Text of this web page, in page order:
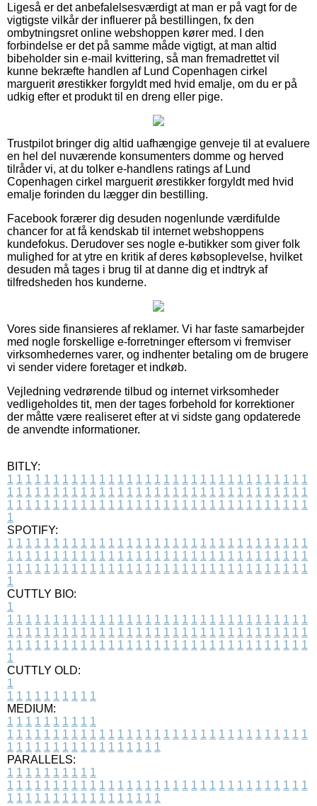
Ligeså er det anbefalelsesværdigt at man er på vagt for de
vigtigste vilkår der influerer på bestillingen, fx den
ombytningsret online webshoppen kører med. I den
forbindelse er det på samme måde vigtigt, at man altid
bibeholder sin e-mail kvittering, så man fremadrettet vil
kunne bekræfte handlen af Lund Copenhagen cirkel
marguerit ørestikker forgyldt med hvid emalje, om du er på
udkig efter et produkt til en dreng eller pige.
Trustpilot bringer dig altid uafhængige genveje til at evaluere
en hel del nuværende konsumenters domme og herved
tilråder vi, at du tolker e-handlens ratings af Lund
Copenhagen cirkel marguerit ørestikker forgyldt med hvid
emalje forinden du lægger din bestilling.
Facebook forærer dig desuden nogenlunde værdifulde
chancer for at få kendskab til internet webshoppens
kundefokus. Derudover ses nogle e-butikker som giver folk
mulighed for at ytre en kritik af deres købsoplevelse, hvilket
desuden må tages i brug til at danne dig et indtryk af
tilfredsheden hos kunderne.
Vores side finansieres af reklamer. Vi har faste samarbejder
med nogle forskellige e-forretninger eftersom vi fremviser
virksomhedernes varer, og indhenter betaling om de brugere
vi sender videre foretager et indkøb.
Vejledning vedrørende tilbud og internet virksomheder
vedligeholdes tit, men der tages forbehold for korrektioner
der måtte være realiseret efter at vi sidste gang opdaterede
de anvendte informationer.
BITLY:
1 1 1 1 1 1 1 1 1 1 1 1 1 1 1 1 1 1 1 1 1 1 1 1 1 1 1 1 1 1 1 1 1
1 1 1 1 1 1 1 1 1 1 1 1 1 1 1 1 1 1 1 1 1 1 1 1 1 1 1 1 1 1 1 1 1
1 1 1 1 1 1 1 1 1 1 1 1 1 1 1 1 1 1 1 1 1 1 1 1 1 1 1 1 1 1 1 1 1
1
SPOTIFY:
1 1 1 1 1 1 1 1 1 1 1 1 1 1 1 1 1 1 1 1 1 1 1 1 1 1 1 1 1 1 1 1 1
1 1 1 1 1 1 1 1 1 1 1 1 1 1 1 1 1 1 1 1 1 1 1 1 1 1 1 1 1 1 1 1 1
1 1 1 1 1 1 1 1 1 1 1 1 1 1 1 1 1 1 1 1 1 1 1 1 1 1 1 1 1 1 1 1 1
1
CUTTLY BIO:
1
1 1 1 1 1 1 1 1 1 1 1 1 1 1 1 1 1 1 1 1 1 1 1 1 1 1 1 1 1 1 1 1 1
1 1 1 1 1 1 1 1 1 1 1 1 1 1 1 1 1 1 1 1 1 1 1 1 1 1 1 1 1 1 1 1 1
1 1 1 1 1 1 1 1 1 1 1 1 1 1 1 1 1 1 1 1 1 1 1 1 1 1 1 1 1 1 1 1 1
1
CUTTLY OLD:
1
1 1 1 1 1 1 1 1 1 1
MEDIUM:
1 1 1 1 1 1 1 1 1 1
1 1 1 1 1 1 1 1 1 1 1 1 1 1 1 1 1 1 1 1 1 1 1 1 1 1 1 1 1 1 1 1 1
1 1 1 1 1 1 1 1 1 1 1 1 1 1 1 1 1
PARALLELS:
1 1 1 1 1 1 1 1 1 1
1 1 1 1 1 1 1 1 1 1 1 1 1 1 1 1 1 1 1 1 1 1 1 1 1 1 1 1 1 1 1 1 1
1 1 1 1 1 1 1 1 1 1 1 1 1 1 1 1 1